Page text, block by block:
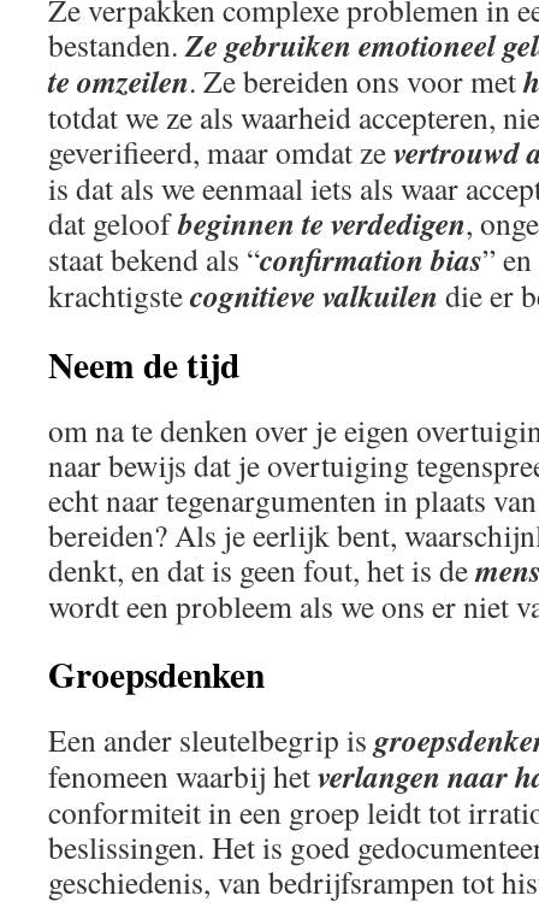
Ze verpakken complexe problemen in
bestanden.Ze gebruiken emotioneel
te omzeilen. Ze bereiden ons voor met
totdat we ze als waarheid accepteren,
geverifieerd, maar omdat zevertrouwd
is dat als we eenmaal iets als waar
dat geloofbeginnen te verdedigen,
staat bekend als “confirmation bias”
krachtigstecognitieve valkuilen die er
Neem de tijd
om na te denken over je eigen
naar bewijs dat je overtuiging
echt naar tegenargumenten in plaats
bereiden? Als je eerlijk bent,
denkt, en dat is geen fout, het is de
wordt een probleem als we ons er niet
Groepsdenken
Een ander sleutelbegrip is
fenomeen waarbij hetverlangen naar
conformiteit in een groep leidt tot
beslissingen. Het is goed
geschiedenis, van bedrijfsrampen tot